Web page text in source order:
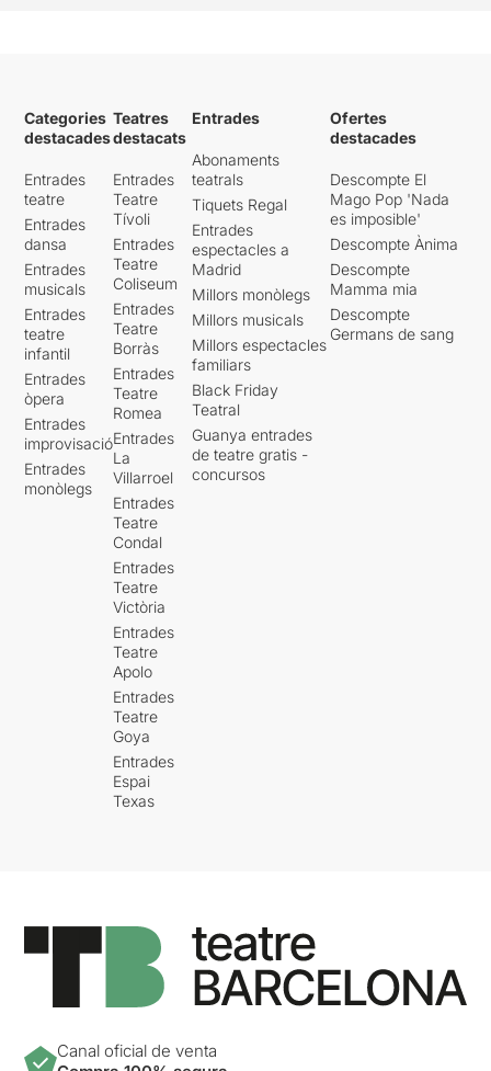
Categories
destacades
Entrades
teatre
Entrades
dansa
Entrades
musicals
Entrades
teatre
infantil
Entrades
òpera
Entrades
improvisació
Entrades
monòlegs
Teatres
destacats
Entrades
Teatre
Tívoli
Entrades
Teatre
Coliseum
Entrades
Teatre
Borràs
Entrades
Teatre
Romea
Entrades
La
Villarroel
Entrades
Teatre
Condal
Entrades
Teatre
Victòria
Entrades
Teatre
Apolo
Entrades
Teatre
Goya
Entrades
Espai
Texas
Entrades
Abonaments
teatrals
Tiquets Regal
Entrades
espectacles a
Madrid
Millors monòlegs
Millors musicals
Millors espectacles
familiars
Black Friday
Teatral
Guanya entrades
de teatre gratis -
concursos
Ofertes
destacades
Descompte El
Mago Pop 'Nada
es imposible'
Descompte Ànima
Descompte
Mamma mia
Descompte
Germans de sang
Canal oficial de venta